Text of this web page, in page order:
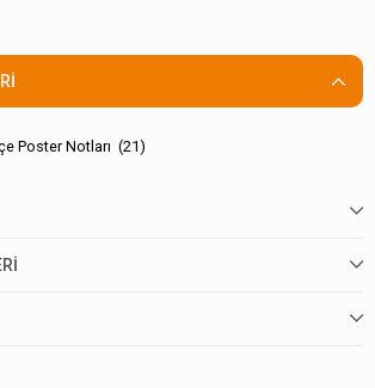
Poster Notları (21)